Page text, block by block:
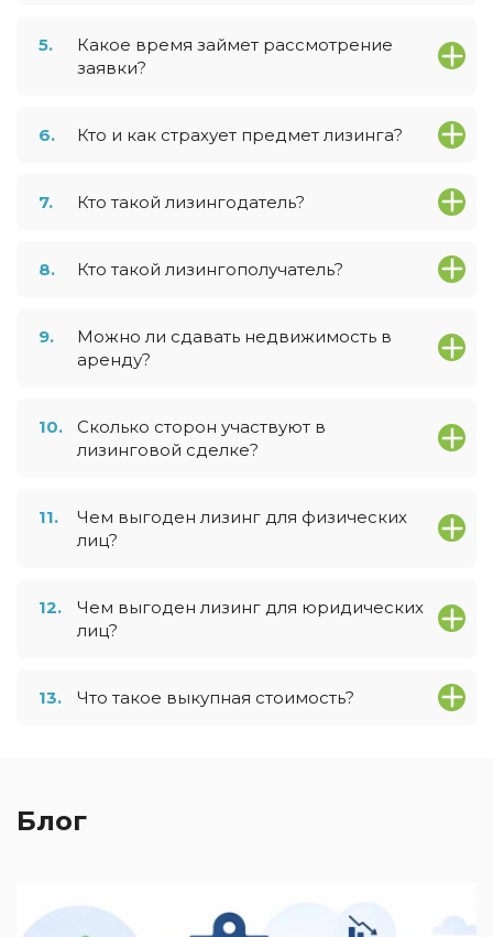
5.
Какое время займет рассмотрение
заявки?
6. Кто и как страхует предмет лизинга?
7. Кто такой лизингодатель?
8. Кто такой лизингополучатель?
9.
Можно ли сдавать недвижимость в
аренду?
10.
Сколько сторон участвуют в
лизинговой сделке?
11.
Чем выгоден лизинг для физических
лиц?
12.
Чем выгоден лизинг для юридических
лиц?
13. Что такое выкупная стоимость?
Блог